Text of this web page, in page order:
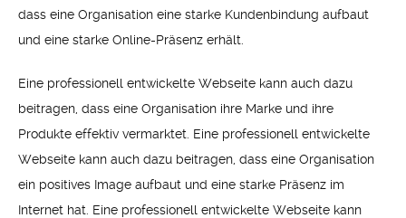
dass eine Organisation eine starke Kundenbindung aufbaut
und eine starke Online-Präsenz erhält.
Eine professionell entwickelte Webseite kann auch dazu
beitragen, dass eine Organisation ihre Marke und ihre
Produkte effektiv vermarktet. Eine professionell entwickelte
Webseite kann auch dazu beitragen, dass eine Organisation
ein positives Image aufbaut und eine starke Präsenz im
Internet hat. Eine professionell entwickelte Webseite kann